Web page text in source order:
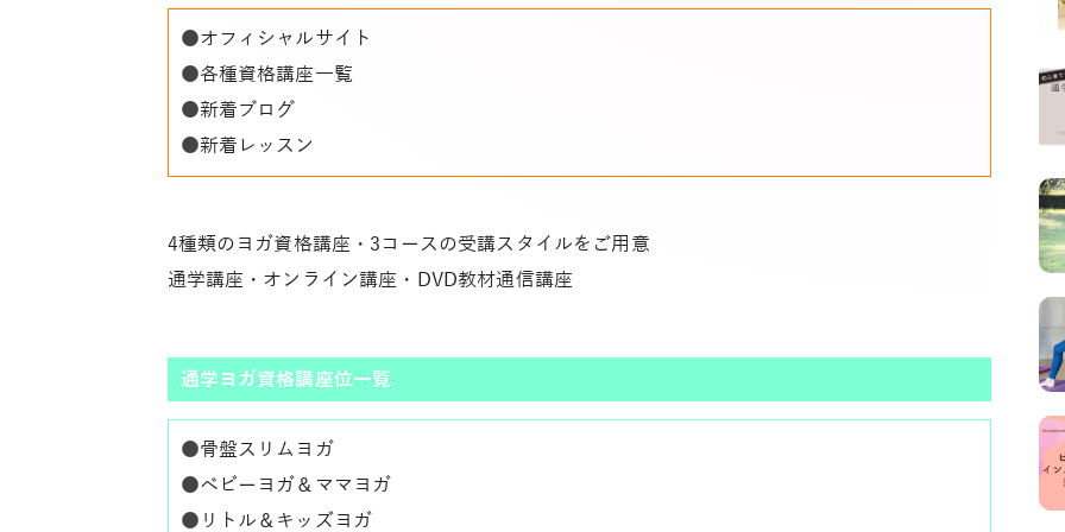
●オフィシャルサイト
●各種資格講座一覧
●新着ブログ
●新着レッスン
4種類のヨガ資格講座・3コースの受講スタイルをご用意
通学講座・オンライン講座・DVD教材通信講座
通学ヨガ資格講座位一覧
●骨盤スリムヨガ
●ベビーヨガ＆ママヨガ
● リトル＆キッズヨガ